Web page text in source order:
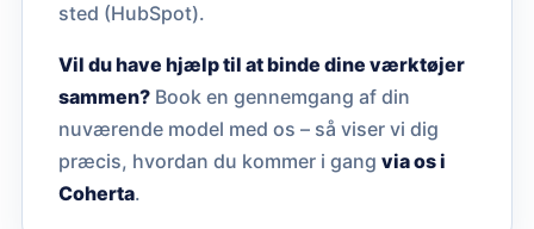
sted (HubSpot).
Vil du have hjælp til at binde dine værktøjer
sammen? Book en gennemgang af din
nuværende model med os – så viser vi dig
præcis, hvordan du kommer i gang via os i
Coherta.